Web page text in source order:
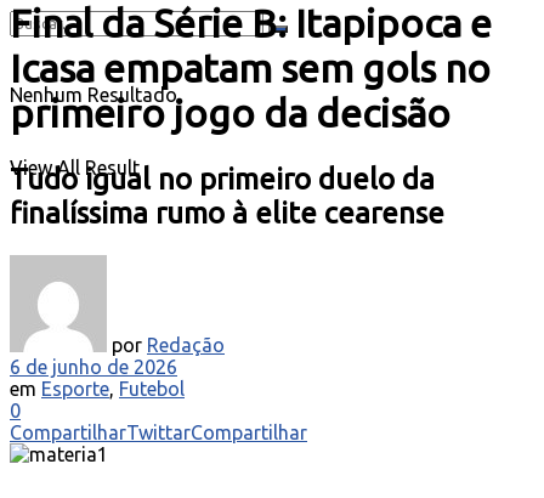
Nenhum Resultado
View All Result
Final da Série B: Itapipoca e
Icasa empatam sem gols no
primeiro jogo da decisão
Tudo igual no primeiro duelo da
finalíssima rumo à elite cearense
por Redação
6 de junho de 2026
em Esporte, Futebol
0
CompartilharTwittarCompartilhar